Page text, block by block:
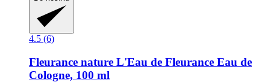
4.5 (6)
Fleurance nature L'Eau de Fleurance Eau de
Cologne, 100 ml